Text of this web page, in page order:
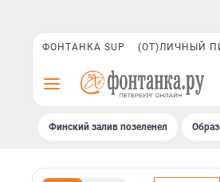
ФОНТАНКА SUP (ОТ)ЛИЧНЫЙ
Финский залив позеленел